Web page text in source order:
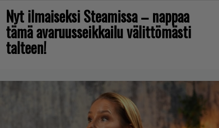
Nyt ilmaiseksi Steamissa – nappaa
tämä avaruusseikkailu välittömästi
talteen!